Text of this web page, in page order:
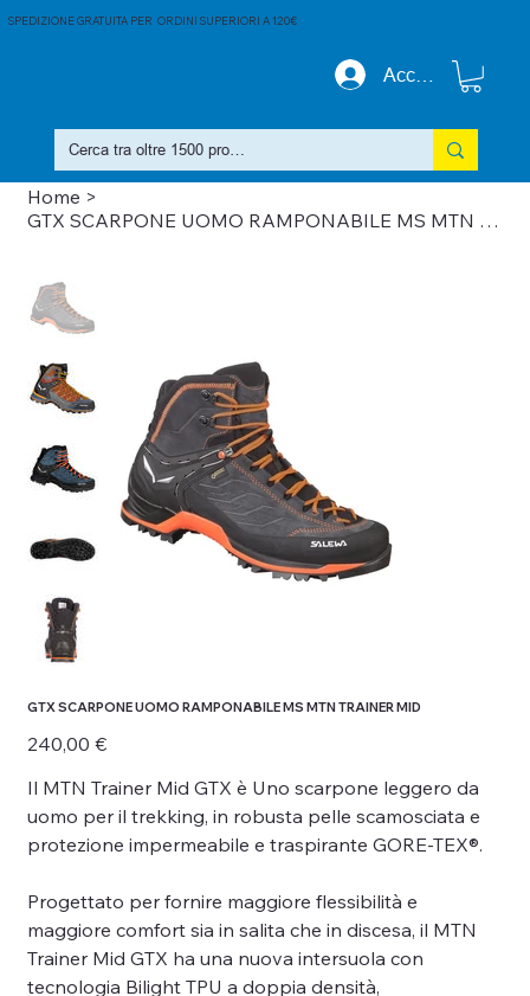
Accedi
SPEDIZIONE GRATUITA PER ORDINI SUPERIORI A 120€
Home >
GTX SCARPONE UOMO RAMPONABILE MS MTN TRAINER MID
GTX SCARPONE UOMO RAMPONABILE MS MTN TRAINER MID
Prezzo
240,00 €
Il MTN Trainer Mid GTX è Uno scarpone leggero da
uomo per il trekking, in robusta pelle scamosciata e
protezione impermeabile e traspirante GORE-TEX®.
Progettato per fornire maggiore flessibilità e
maggiore comfort sia in salita che in discesa, il MTN
Trainer Mid GTX ha una nuova intersuola con
tecnologia Bilight TPU a doppia densità,